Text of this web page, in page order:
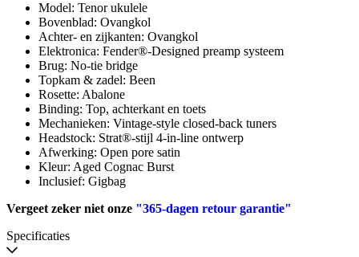
Model: Tenor ukulele
Bovenblad: Ovangkol
Achter- en zijkanten: Ovangkol
Elektronica: Fender®-Designed preamp systeem
Brug: No-tie bridge
Topkam & zadel: Been
Rosette: Abalone
Binding: Top, achterkant en toets
Mechanieken: Vintage-style closed-back tuners
Headstock: Strat®-stijl 4-in-line ontwerp
Afwerking: Open pore satin
Kleur: Aged Cognac Burst
Inclusief: Gigbag
Vergeet zeker niet onze "365-dagen retour garantie"
Specificaties